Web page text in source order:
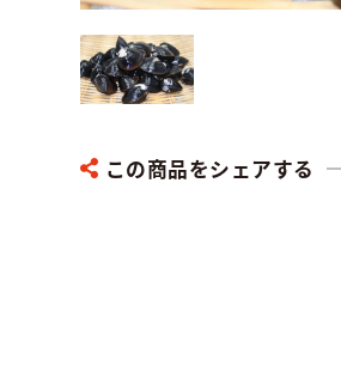
この商品をシェアする